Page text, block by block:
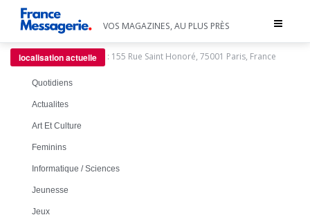
Toggle
VOS MAGAZINES, AU PLUS PRÈS
localisation actuelle : 155 Rue Saint Honoré, 75001 Paris, France
Quotidiens
Actualites
Art Et Culture
Feminins
Informatique / Sciences
Jeunesse
Jeux